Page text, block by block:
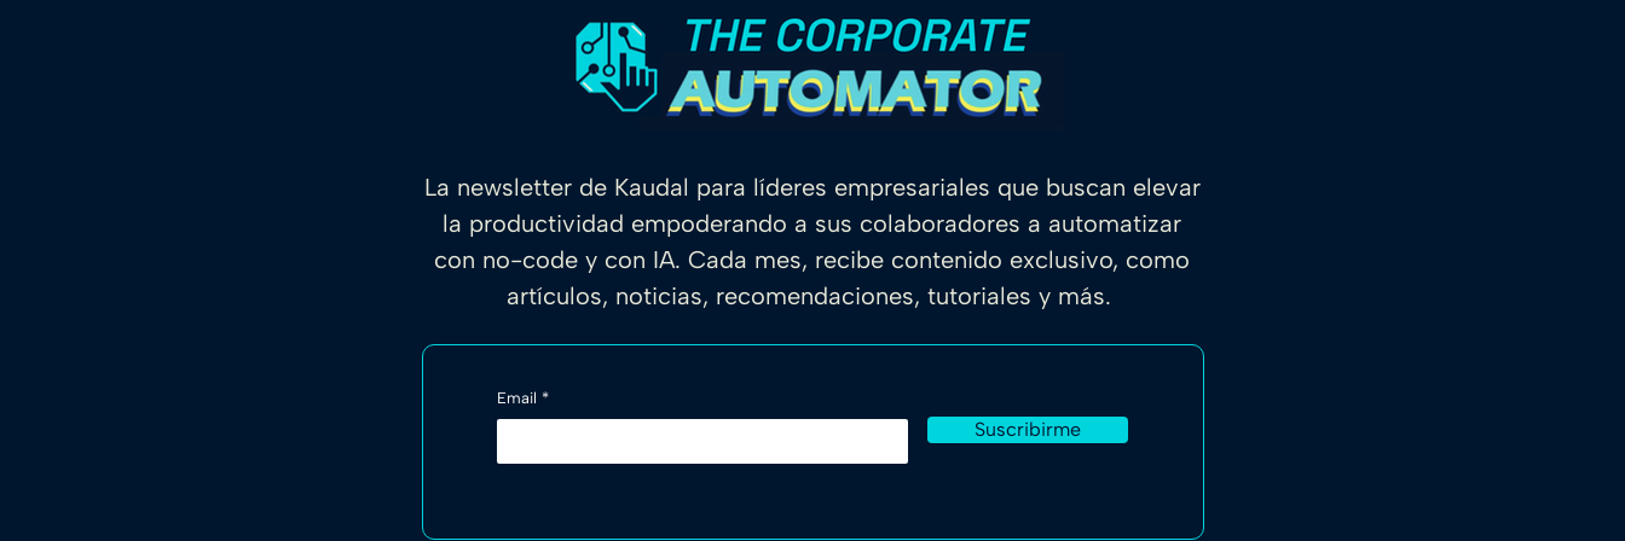
La newsletter de Kaudal para líderes empresariales que buscan elevar
la productividad empoderando a sus colaboradores a automatizar
con no-code y con IA. Cada mes, recibe contenido exclusivo, como
artículos, noticias, recomendaciones, tutoriales y más.
Email
Suscribirme